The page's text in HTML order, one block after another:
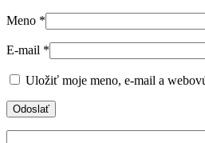
Meno *
E-mail *
Uložiť moje meno, e-mail a